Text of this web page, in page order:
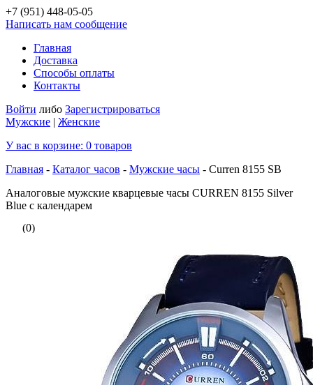
+7 (951) 448-05-05
Написать нам сообщение
Главная
Доставка
Способы оплаты
Контакты
Войти либо Зарегистрироваться
Мужские | Женские
У вас в корзине: 0 товаров
Главная - Каталог часов - Мужские часы - Curren 8155 SB
Аналоговые мужские кварцевые часы CURREN 8155 Silver
Blue с календарем
(0)